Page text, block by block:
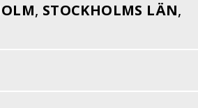
, STOCKHOLMS LÄN,